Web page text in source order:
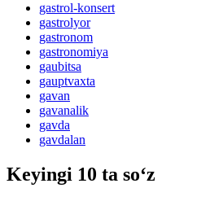
gastrol-konsert
gastrolyor
gastronom
gastronomiya
gaubitsa
gauptvaxta
gavan
gavanalik
gavda
gavdalan
Keyingi 10 ta so‘z